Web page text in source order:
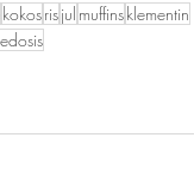
kokosrisjul muffinsklementin